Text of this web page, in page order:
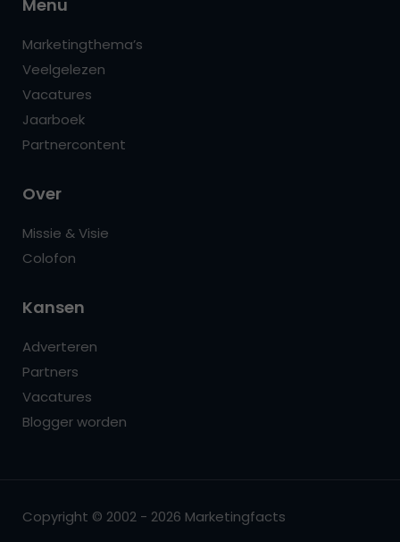
Menu
Marketingthema’s
Veelgelezen
Vacatures
Jaarboek
Partnercontent
Over
Missie & Visie
Colofon
Kansen
Adverteren
Partners
Vacatures
Blogger worden
Copyright © 2002 - 2026 Marketingfacts